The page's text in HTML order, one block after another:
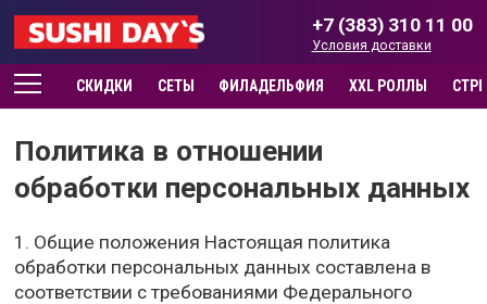
+7 (383) 310 11 00
Условия доставки
СКИДКИ СЕТЫ ФИЛАДЕЛЬФИЯ XXL РОЛЛЫ
Политика в отношении
обработки персональных данных
1. Общие положения Настоящая политика
обработки персональных данных составлена в
соответствии с требованиями Федерального